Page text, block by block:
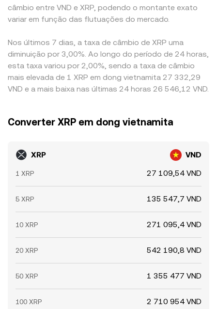
câmbio entre VND e XRP, podendo o montante exato
variar em função das flutuações do mercado.
Nos últimos 7 dias, a taxa de câmbio de XRP uma
diminuição por 3,00%. Ao longo do período de 24 horas,
esta taxa variou por 2,00%, sendo a taxa de câmbio
mais elevada de 1 XRP em dong vietnamita 27 332,29
VND e a mais baixa nas últimas 24 horas 26 546,12 VND.
Converter XRP em dong vietnamita
XRP VND
1 XRP 27 109,54 VND
5 XRP 135 547,7 VND
10 XRP 271 095,4 VND
20 XRP 542 190,8 VND
50 XRP 1 355 477 VND
100 XRP 2 710 954 VND